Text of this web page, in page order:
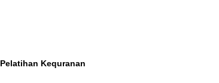
Pelatihan Kequranan